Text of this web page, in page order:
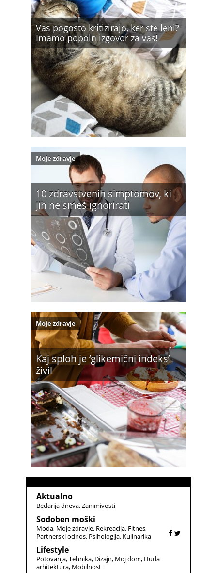
Vas pogosto kritizirajo, ker ste leni?
Imamo popoln izgovor za vas!
10 zdravstvenih simptomov, ki
jih ne smeš ignorirati
Moje zdravje
Kaj sploh je ‘glikemični indeks’
živil
Moje zdravje
Aktualno
Bedarija dneva Zanimivosti
Sodoben moški
Moda Moje zdravje Rekreacija Fitnes
Partnerski odnos Psihologija Kulinarika
Lifestyle
Potovanja Tehnika Dizajn Moj dom Huda
arhitektura Mobilnost